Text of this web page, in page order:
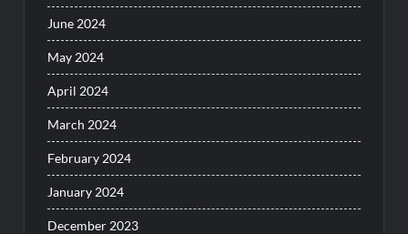
June 2024
May 2024
April 2024
March 2024
February 2024
January 2024
December 2023